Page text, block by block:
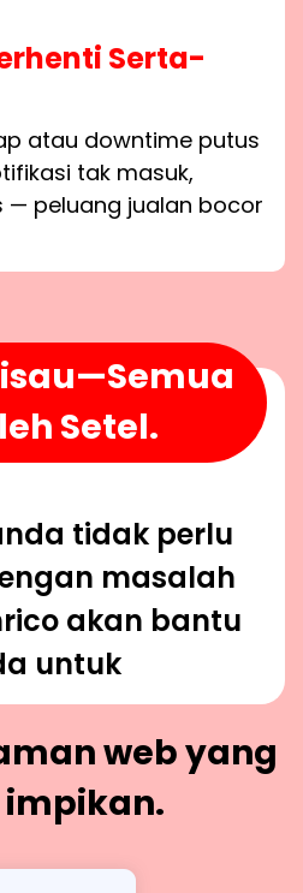
Serta-
atau downtime putus
tak masuk,
— peluang jualan bocor
Setel.
tidak perlu
masalah
akan bantu
untuk
web yang